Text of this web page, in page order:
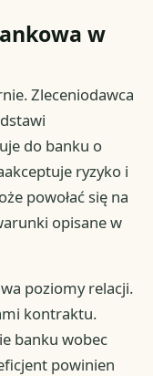
w
Zleceniodawca
do banku o
ryzyko i
powołać się na
opisane w
poziomy relacji.
kontraktu.
banku wobec
powinien